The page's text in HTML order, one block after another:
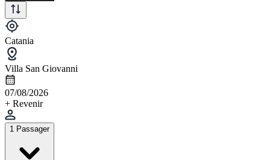
Catania
Villa San Giovanni
07/08/2026
+ Revenir
1 Passager